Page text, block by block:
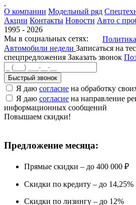
О компании Модельный ряд
Акции Контакты Новости Авто с
1995 - 2026
Мы в социальных сетях:
Автомобили недели Записаться на
спецпредложения Заказать звонок
Быстрый звонок
Я даю согласие на обработку
Я даю согласие на направление
информационных сообщений
Повышаем скидки!
Предложение месяца:
Прямые скидки – до 400 000 ₽
Скидки по кредиту – до 14,25%
Скидки по лизингу – до 12%